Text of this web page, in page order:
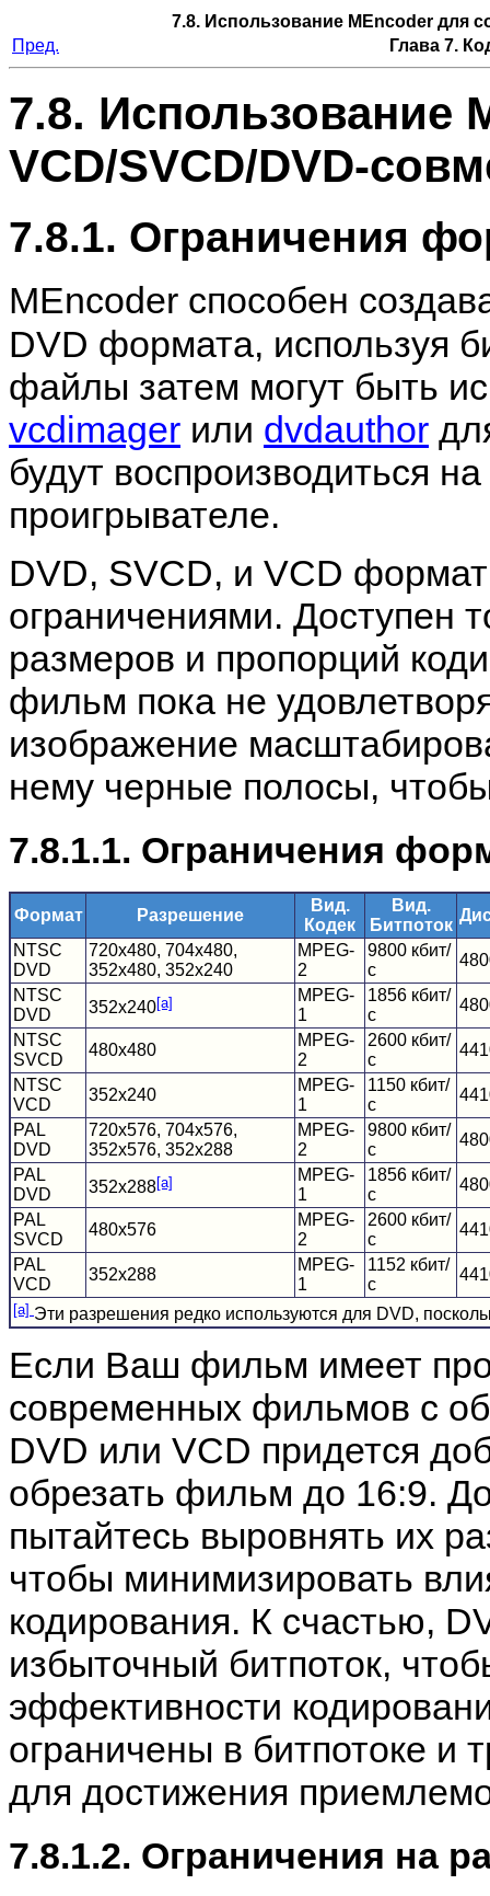
7.8. Использование MEncoderдля
Пред.
Глава 7.
7.8. Использование
VCD/SVCD/DVD-
7.8.1. Ограничения
MEncoder способен
DVD формата, используя
файлы затем могут быть
vcdimager или dvdauthor
будут воспроизводиться
проигрывателе.
DVD, SVCD, и VCD
ограничениями. Доступен
размеров и пропорций
фильм пока не
изображение
нему черные полосы,
7.8.1.1. Ограничения
Формат Разрешение
Вид.
Кодек
Вид.
Битпоток
NTSC
DVD
720x480, 704x480,
352x480, 352x240
MPEG-
2
9800 кбит/
с
NTSC
DVD
352x240[a]
MPEG-
1
1856 кбит/
с
NTSC
SVCD
480x480
MPEG-
2
2600 кбит/
с
NTSC
VCD
352x240
MPEG-
1
1150 кбит/
с
PAL
DVD
720x576, 704x576,
352x576, 352x288
MPEG-
2
9800 кбит/
с
PAL
DVD
352x288[a]
MPEG-
1
1856 кбит/
с
PAL
SVCD
480x576
MPEG-
2
2600 кбит/
с
PAL
VCD
352x288
MPEG-
1
1152 кбит/
с
[a] Эти разрешения редко используются для DVD,
Если Ваш фильм имеет
современных фильмов с
DVD или VCD придется
обрезать фильм до 16:9.
пытайтесь выровнять их
чтобы минимизировать
кодирования. К счастью,
избыточный битпоток,
эффективности
ограничены в битпотоке и
для достижения
7.8.1.2. Ограничения на